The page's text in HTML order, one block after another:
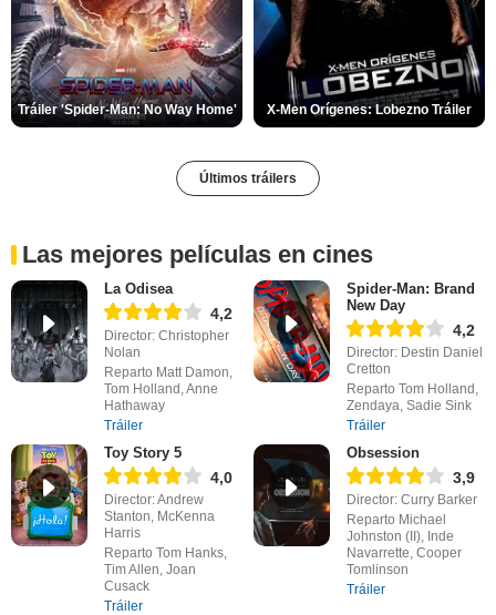
Tráiler 'Spider-Man: No Way Home' X-Men Orígenes: Lobezno Tráiler
Últimos tráilers
Las mejores películas en cines
La Odisea
4,2
Director: Christopher
Nolan
Reparto Matt Damon,
Tom Holland, Anne
Hathaway
Tráiler
Spider-Man: Brand
New Day
4,2
Director: Destin Daniel
Cretton
Reparto Tom Holland,
Zendaya, Sadie Sink
Tráiler
Toy Story 5
4,0
Director: Andrew
Stanton, McKenna
Harris
Reparto Tom Hanks,
Tim Allen, Joan
Cusack
Tráiler
Obsession
3,9
Director: Curry Barker
Reparto Michael
Johnston (II), Inde
Navarrette, Cooper
Tomlinson
Tráiler